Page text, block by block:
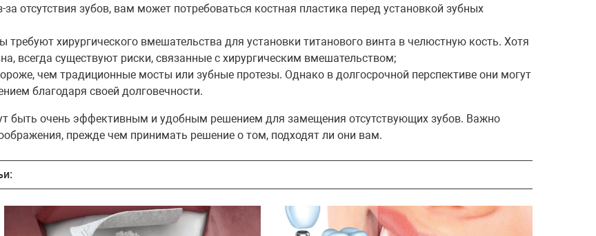
отсутствия зубов, вам может потребоваться костная пластика перед установкой зубных
хирургического вмешательства для установки титанового винта в челюстную кость. Хотя
всегда существуют риски, связанные с хирургическим вмешательством;
чем традиционные мосты или зубные протезы. Однако в долгосрочной перспективе они могут
благодаря своей долговечности.
быть очень эффективным и удобным решением для замещения отсутствующих зубов. Важно
прежде чем принимать решение о том, подходят ли они вам.